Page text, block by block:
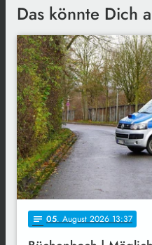
Das könnte Dich
notes 05. August 2026 13:37